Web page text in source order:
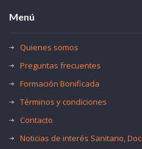
Menú
Quienes somos
Preguntas frecuentes
Formación Bonificada
Términos y condiciones
Contacto
Noticias de interés Sanitario,